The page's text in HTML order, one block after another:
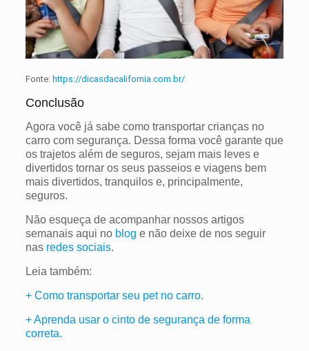
Fonte: https://dicasdacalifornia.com.br/
Conclusão
Agora você já sabe como transportar crianças no
carro com segurança. Dessa forma você garante que
os trajetos além de seguros, sejam mais leves e
divertidos tornar os seus passeios e viagens bem
mais divertidos, tranquilos e, principalmente,
seguros.
Não esqueça de acompanhar nossos artigos
semanais aqui no blog e não deixe de nos seguir
nas redes sociais.
Leia também:
+ Como transportar seu pet no carro.
+ Aprenda usar o cinto de segurança de forma
correta.